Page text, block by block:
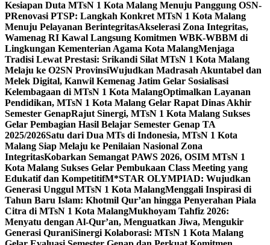
Kesiapan Duta MTsN 1 Kota Malang Menuju Panggung OSN-
PRenovasi PTSP: Langkah Konkret MTsN 1 Kota Malang
Menuju Pelayanan BerintegritasAkselerasi Zona Integritas,
Wamenag RI Kawal Langsung Komitmen WBK-WBBM di
Lingkungan Kementerian Agama Kota MalangMenjaga
Tradisi Lewat Prestasi: Srikandi Silat MTsN 1 Kota Malang
Melaju ke O2SN ProvinsiWujudkan Madrasah Akuntabel dan
Melek Digital, Kanwil Kemenag Jatim Gelar Sosialisasi
Kelembagaan di MTsN 1 Kota MalangOptimalkan Layanan
Pendidikan, MTsN 1 Kota Malang Gelar Rapat Dinas Akhir
Semester GenapRajut Sinergi, MTsN 1 Kota Malang Sukses
Gelar Pembagian Hasil Belajar Semester Genap TA
2025/2026Satu dari Dua MTs di Indonesia, MTsN 1 Kota
Malang Siap Melaju ke Penilaian Nasional Zona
IntegritasKobarkan Semangat PAWS 2026, OSIM MTsN 1
Kota Malang Sukses Gelar Pembukaan Class Meeting yang
Edukatif dan KompetitifM*STAR OLYMPIAD: Wujudkan
Generasi Unggul MTsN 1 Kota MalangMenggali Inspirasi di
Tahun Baru Islam: Khotmil Qur’an hingga Penyerahan Piala
Citra di MTsN 1 Kota MalangMukhoyam Tahfiz 2026:
Menyatu dengan Al-Qur’an, Menguatkan Jiwa, Mengukir
Generasi QuraniSinergi Kolaborasi: MTsN 1 Kota Malang